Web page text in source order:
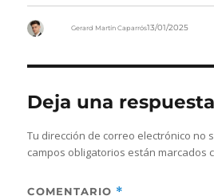
AutorGerard Martín Caparrós13/01/2025
Deja una respuesta
Tu dirección de correo electrónico no
campos obligatorios están marcados
COMENTARIO *